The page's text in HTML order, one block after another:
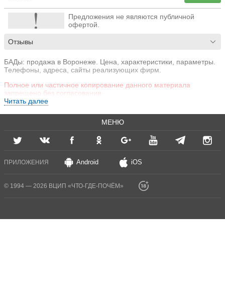
Предложения не являются публичной
офертой.
Отзывы
БАДы: продажа в Воронеже. Цена, характеристики, параметры.
Телефоны, адреса, сайты реализующих фирм.
Полное или частичное копирование данного материала
запрещено без согласования.
Читать далее
МЕНЮ
ПРИЛОЖЕНИЯ Android iOS
© 1994 — 2026 ВЦИП «ЧТО-ГДЕ-ПОЧЁМ»